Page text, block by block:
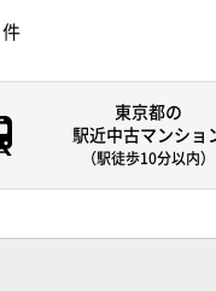
件
東京都の
駅近中古マンショ
（駅徒歩10分以内）